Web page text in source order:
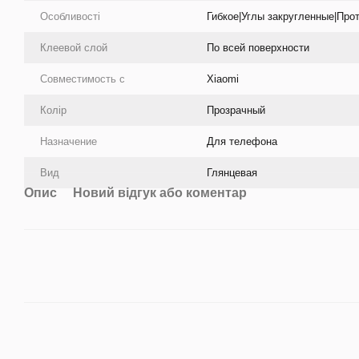
Особливості Гибкое|Углы
Клеевой слой По всей поверхности
Совместимость с Xiaomi
Колір Прозрачный
Назначение Для телефона
Вид Глянцевая
Опис Новий відгук або коментар